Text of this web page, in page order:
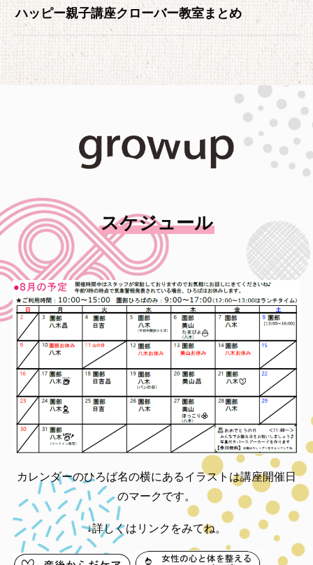
ハッピー親子講座クローバー教室まとめ
スケジュール
カレンダーのひろば名の横にあるイラストは講座開催日
のマークです。
↓詳しくはリンクをみてね。